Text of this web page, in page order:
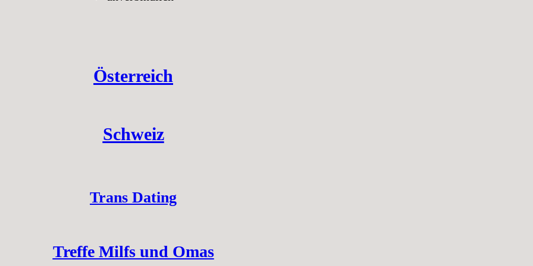
Österreich
Schweiz
Trans Dating
Treffe Milfs und Omas